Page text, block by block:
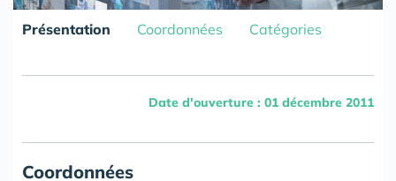
Présentation Coordonnées Catégories
Date d'ouverture : 01 décembre 2011
Coordonnées